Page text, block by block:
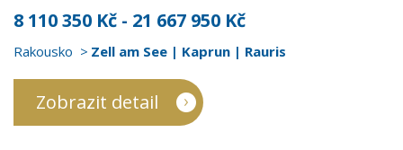
8 110 350 Kč - 21 667 950 Kč
Rakousko Zell am See | Kaprun | Rauris
Zobrazit detail